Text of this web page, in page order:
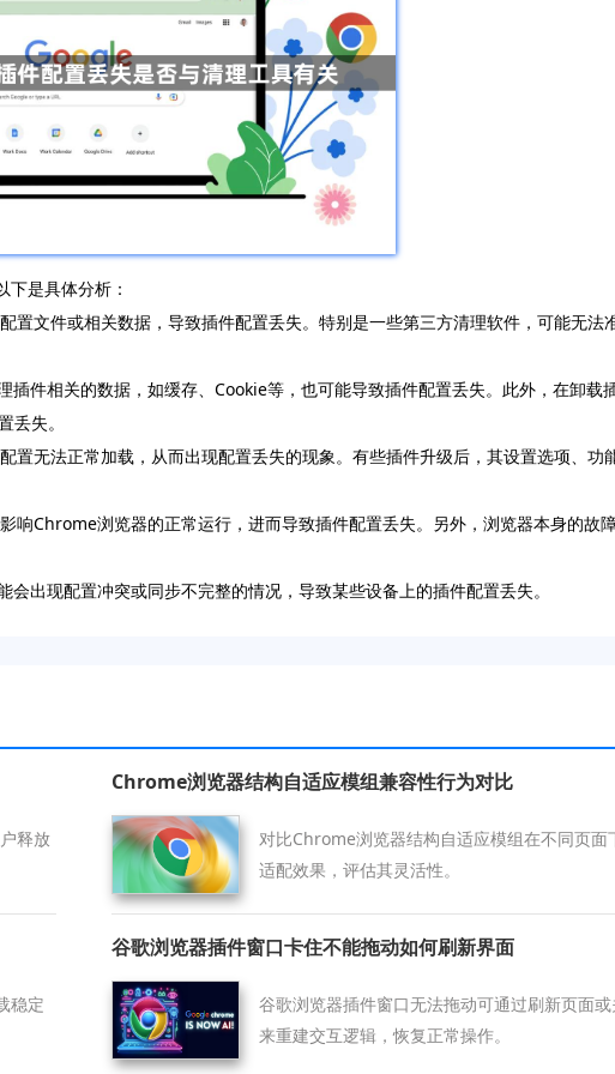
是具体分析：
文件或相关数据，导致插件配置丢失。特别是一些第三方清理软件，可能无法
件相关的数据，如缓存、Cookie等，也可能导致插件配置丢失。此外，在卸载
失。
无法正常加载，从而出现配置丢失的现象。有些插件升级后，其设置选项、功
Chrome浏览器的正常运行，进而导致插件配置丢失。另外，浏览器本身的故
出现配置冲突或同步不完整的情况，导致某些设备上的插件配置丢失。
释放
Chrome浏览器结构自适应模组兼容性行为对比
对比Chrome浏览器结构自适应模组在不同页面
适配效果，评估其灵活性。
稳定
谷歌浏览器插件窗口卡住不能拖动如何刷新界面
谷歌浏览器插件窗口无法拖动可通过刷新页面
来重建交互逻辑，恢复正常操作。